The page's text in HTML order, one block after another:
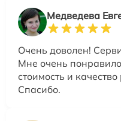
Медведева
Очень доволен!
Мне очень
стоимость и
Спасибо.